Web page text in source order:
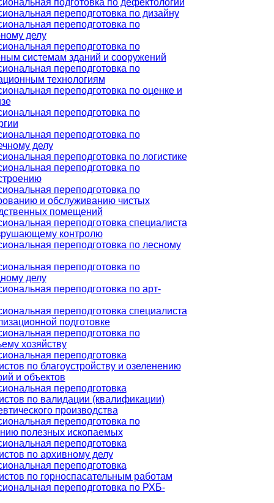
переподготовка по дизайну
переподготовка по
делу
переподготовка по
системам зданий и сооружений
переподготовка по
технологиям
переподготовка по оценке и
переподготовка по
переподготовка по
делу
переподготовка по логистике
переподготовка по
переподготовка по
и обслуживанию чистых
помещений
переподготовка специалиста
контролю
переподготовка по лесному
переподготовка по
делу
переподготовка по арт-
переподготовка специалиста
подготовке
переподготовка по
хозяйству
переподготовка
по благоустройству и озеленению
и объектов
переподготовка
по валидации (квалификации)
производства
переподготовка по
полезных ископаемых
переподготовка
по архивному делу
переподготовка
по горноспасательным работам
переподготовка по РХБ-